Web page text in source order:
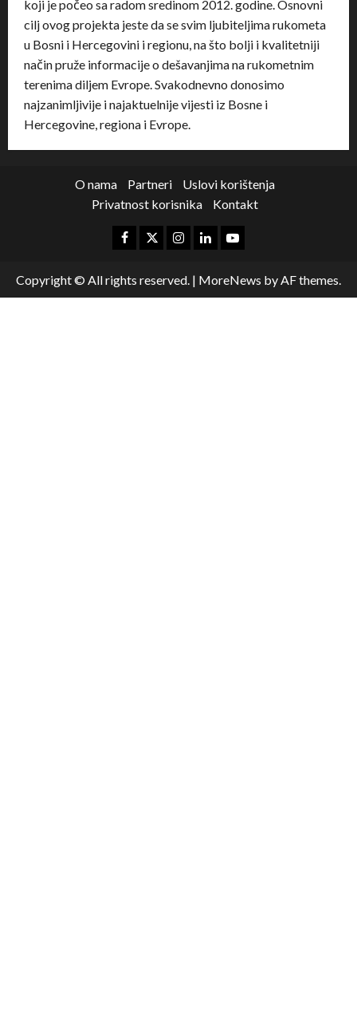
koji je počeo sa radom sredinom 2012. godine. Osnovni
cilj ovog projekta jeste da se svim ljubiteljima rukometa
u Bosni i Hercegovini i regionu, na što bolji i kvalitetniji
način pruže informacije o dešavanjima na rukometnim
terenima diljem Evrope. Svakodnevno donosimo
najzanimljivije i najaktuelnije vijesti iz Bosne i
Hercegovine, regiona i Evrope.
O nama Partneri
Uslovi korištenja
Privatnost korisnika
Kontakt
Copyright © All rights reserved. | MoreNews by AF themes.